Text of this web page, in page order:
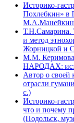
Историко-
Похлебкин» в
Т.Н.Самарина.
и метод
Жорницкой и
М.М.
НАРОДАХ:
Автор о
отрасли
с.)
Историко-
что и почему
(Подольск,